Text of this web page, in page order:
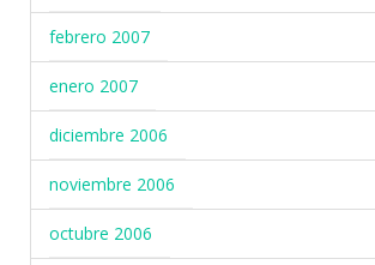
febrero 2007
enero 2007
diciembre 2006
noviembre 2006
octubre 2006